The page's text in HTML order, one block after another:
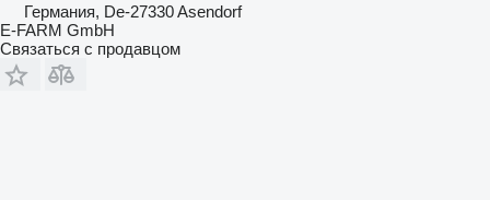
Германия, De-27330 Asendorf
E-FARM GmbH
Связаться с продавцом